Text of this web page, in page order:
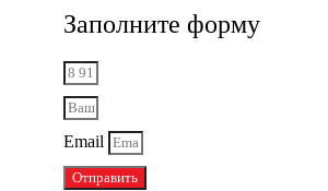
Заполните форму
Email
Отправить